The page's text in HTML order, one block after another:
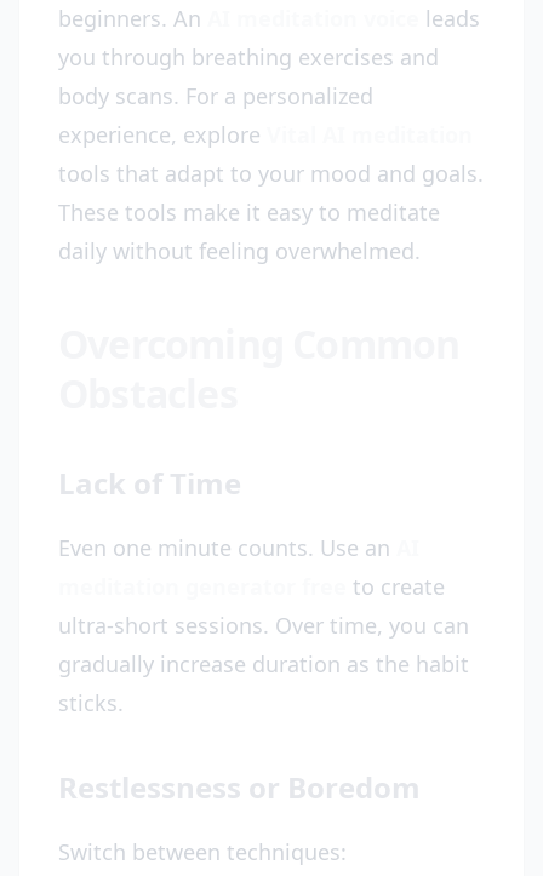
beginners. An
leads
you through breathing exercises and
body scans. For a personalized
experience, explore
tools that adapt to your mood and goals.
These tools make it easy to meditate
daily without feeling overwhelmed.
Lack of Time
Even one minute counts. Use an
to create
ultra-short sessions. Over time, you can
gradually increase duration as the habit
sticks.
Restlessness or Boredom
Switch between techniques: